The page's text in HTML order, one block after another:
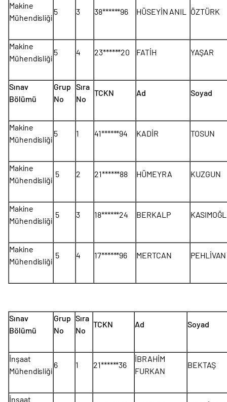
Makine
Mühendisliği
5 3 38******96 HÜSEYİN ANIL ÖZTÜRK
Makine
Mühendisliği
5 4 23******20 FATİH YAŞAR
Sınav
Bölümü
Grup
No
Sıra
No
TCKN Ad Soyad
Makine
Mühendisliği
5 1 41******94 KADİR TOSUN
Makine
Mühendisliği
5 2 21******88 HÜMEYRA KUZGUN
Makine
Mühendisliği
5 3 18******24 BERKALP
Makine
Mühendisliği
5 4 17******96 MERTCAN PEHLİVAN
Sınav
Bölümü
Grup
No
Sıra
No
TCKN Ad Soyad
İnşaat
Mühendisliği
6 1 21******36
İBRAHİM
FURKAN
BEKTAŞ
İnşaat